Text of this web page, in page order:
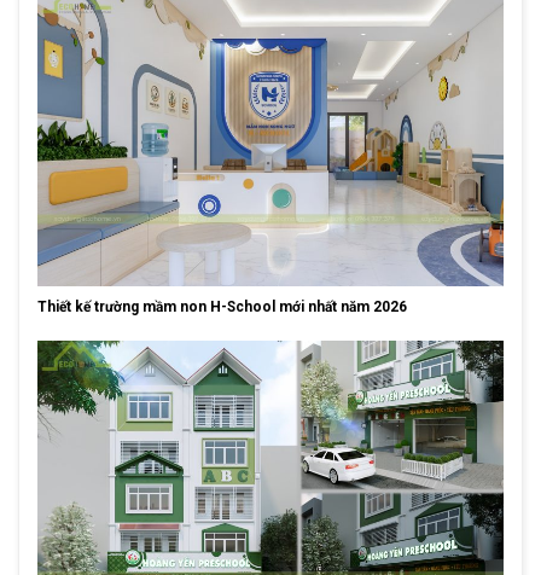
Thiết kế trường mầm non H-School mới nhất năm 2026